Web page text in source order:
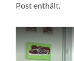
Post enthält.